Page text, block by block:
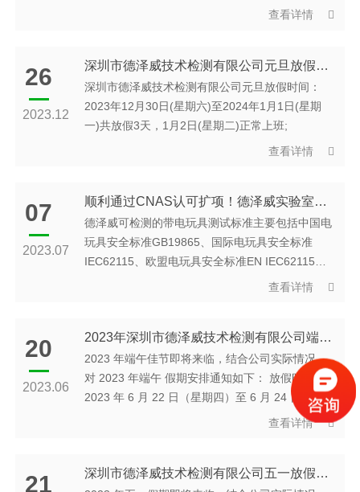
查看详情
26
2023.12
深圳市德泽威技术检测有限公司元旦放假通知
深圳市德泽威技术检测有限公司元旦放假时间：
2023年12月30日(星期六)至2024年1月1日(星期
一)共放假3天，1月2日(星期二)正常上班;
查看详情
07
2023.07
顺利通过CNAS认可扩项！德泽威实验室检测能力再度提升
德泽威可检测的带电玩具测试标准主要包括中国电
玩具安全标准GB19865、国际电玩具安全标准
IEC62115、欧盟电玩具安全标准EN IEC62115、
英国电玩具安全标准BS EN IEC62115、澳大利亚/
查看详情
20
2023.06
2023年深圳市德泽威技术检测有限公司端午节放假通知
2023 年端午佳节即将来临，结合公司实际情况，
对 2023 年端午 假期安排通知如下： 放假时间：
2023 年 6 月 22 日（星期四）至 6 月 24 日（星
期六）， 共放假 3 天；6 月 25 日（星期日）正常
查看详情
21 深圳市德泽威技术检测有限公司五一放假通知